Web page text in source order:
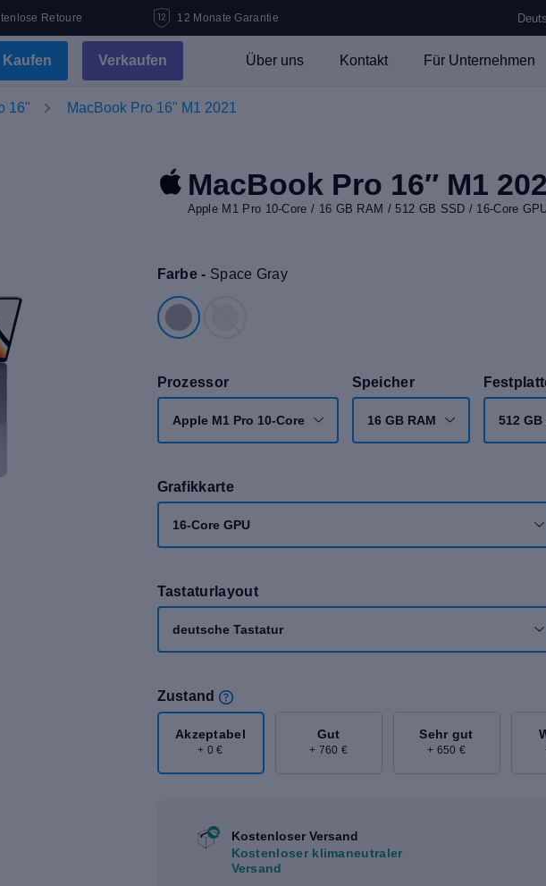
Retoure 12 Monate Garantie
Kaufen Verkaufen Über uns Kontakt Für Unternehmen
16" MacBook Pro 16" M1 2021
MacBook Pro 16″ M1
Apple M1 Pro 10-Core / 16 GB RAM / 512 GB SSD / 16-Core
Farbe - Space Gray
Prozessor
Apple M1 Pro 10-Core
Speicher
16 GB RAM 512 GB
Grafikkarte
16-Core GPU
Tastaturlayout
deutsche Tastatur
Zustand
Akzeptabel
+ 0 €
Gut
+ 760 €
Sehr gut
+ 650 €
Kostenloser Versand
Kostenloser klimaneutraler
Versand